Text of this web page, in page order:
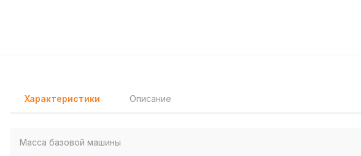
Характеристики Описание
Масса базовой машины